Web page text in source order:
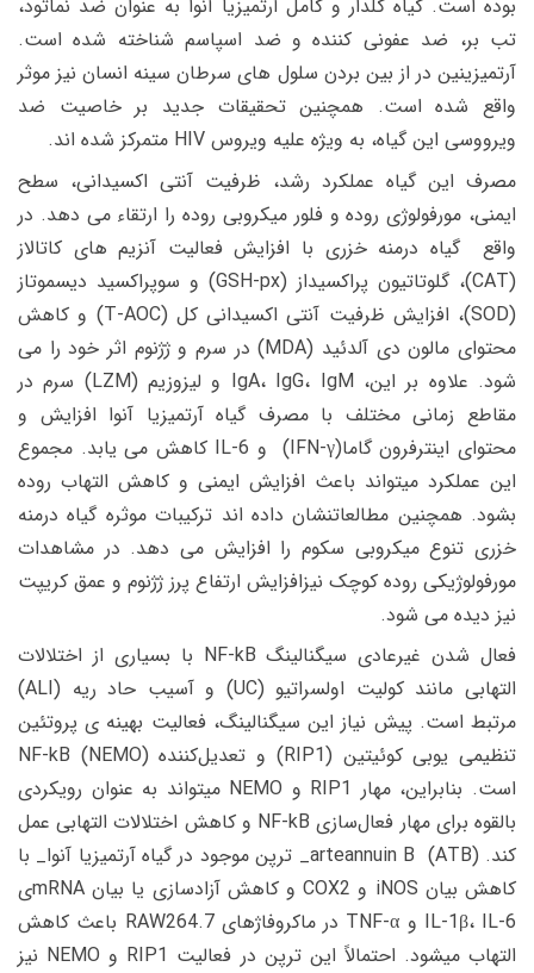
بوده است. گیاه گلدار و کامل آرتمیزیا آنوا به عنوان ضد نماتود،
تب بر، ضد عفونی کننده و ضد اسپاسم شناخته شده است.
آرتمیزینین در از بین بردن سلول های سرطان سینه انسان نیز موثر
واقع شده است. همچنین تحقیقات جدید بر خاصیت ضد
ویرووسی این گیاه، به ویژه علیه ویروس HIV متمرکز شده اند.
مصرف این گیاه عملکرد رشد، ظرفیت آنتی اکسیدانی، سطح
ایمنی، مورفولوژی روده و فلور میکروبی روده را ارتقاء می دهد. در
واقع گیاه درمنه خزری با افزایش فعالیت آنزیم های کاتالاز
(CAT)، گلوتاتیون پراکسیداز (GSH-px) و سوپراکسید دیسموتاز
(SOD)، افزایش ظرفیت آنتی اکسیدانی کل (T-AOC) و کاهش
محتوای مالون دی آلدئید (MDA) در سرم و ژژنوم اثر خود را می
شود. علاوه بر این، IgA، IgG، IgM و لیزوزیم (LZM) سرم در
مقاطع زمانی مختلف با مصرف گیاه آرتمیزیا آنوا افزایش و
محتوای اینترفرون گاما(IFN-γ) و IL-6 کاهش می یابد. مجموع
این عملکرد میتواند باعث افزایش ایمنی و کاهش التهاب روده
بشود. همچنین مطالعاتنشان داده اند ترکیبات موثره گیاه درمنه
خزری تنوع میکروبی سکوم را افزایش می دهد. در مشاهدات
مورفولوژیکی روده کوچک نیزافزایش ارتفاع پرز ژژنوم و عمق کریپت
نیز دیده می شود.
فعال شدن غیرعادی سیگنالینگ NF-kB با بسیاری از اختلالات
التهابی مانند کولیت اولسراتیو (UC) و آسیب حاد ریه (ALI)
مرتبط است. پیش نیاز این سیگنالینگ، فعالیت بهینه ی پروتئین
تنظیمی یوبی کوئیتین (RIP1) و تعدیل‌کننده NF-kB (NEMO)
است. بنابراین، مهار RIP1 و NEMO میتواند به عنوان رویکردی
بالقوه برای مهار فعال‌سازی NF-kB و کاهش اختلالات التهابی عمل
کند. arteannuin B (ATB)_ ترپن موجود در گیاه آرتمیزیا آنوا_ با
کاهش بیان iNOS و COX2 و کاهش آزادسازی یا بیان mRNAی
IL-1β، IL-6 و TNF-α در ماکروفاژهای RAW264.7 باعث کاهش
التهاب میشود. احتمالاً این ترپن در فعالیت RIP1 و NEMO نیز